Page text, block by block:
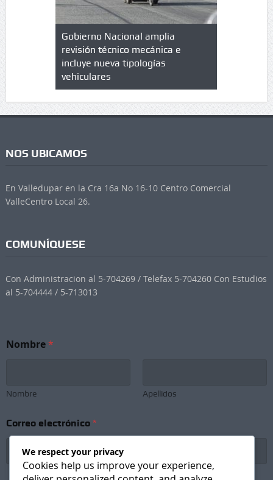
de
en
Gobierno Nacional amplia
revisión técnico mecánica e
incluye nueva tipologías
vehiculares
cuáles
NOS UBICAMOS
En Valledupar en la Cra 16a No 16-10 Centro Comercial
ValleCentro Local 26.
COMUNÍQUESE
Con Administracion al 5-704269 / Telefax 5-704260 Con Estudios
al 5-704444 / 5-713013
Nombre*
Nombre Apellidos
o
r
Correo electrónico *
We respect your privacy
Cookies help us improve your experience,